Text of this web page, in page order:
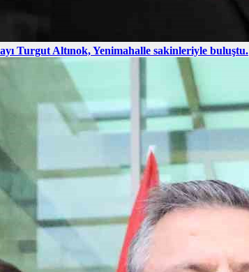
Turgut Altınok, Yenimahalle sakinleriyle buluştu.